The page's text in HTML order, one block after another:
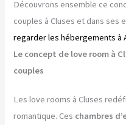
Découvrons ensemble ce
couples à Cluses et dans ses
regarder les hébergements à
Le concept de love room à
couples
Les love rooms à Cluses
romantique. Ces chambres